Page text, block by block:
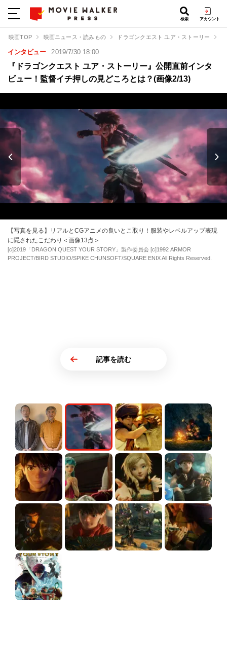
検索 アカウント
映画TOP 映画ニュース・読みもの ドラゴンクエスト ユア・ストーリー
インタビュー 2019/7/30 18:00
『ドラゴンクエスト ユア・ストーリー』公開直前インタ
ビュー！監督イチ押しの見どころとは？(画像2/13)
【写真を見る】リアルとCGアニメの良いとこ取り！服装やレベルアップ表現
に隠されたこだわり＜画像13点＞
[c]2019「DRAGON QUEST YOUR STORY」製作委員会 [c]1992 ARMOR
PROJECT/BIRD STUDIO/SPIKE CHUNSOFT/SQUARE ENIX All Rights Reserved.
記事を読む